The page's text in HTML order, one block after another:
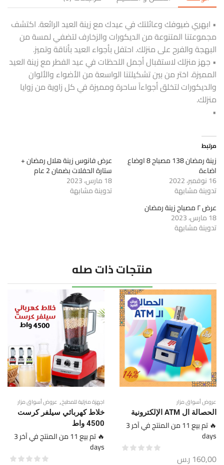
• ابهري ضيوفك وعائلتك في عيدك مع زينة العيد الرائعة. اكتشف
مجموعتنا المتنوعة من الديكورات والزخارف لتضفي لمسة من
البهجة والفرح على منزلك. احتفل بأجواء العيد بأناقة وتميز.
• جهز منزلك لاستقبال أجمل اللحظات في عيد الفطر مع زينة العيد
المميزة. اختر من بين تشكيلتنا الواسعة من الأضواء والألوان
والديكورات لتخلق أجواءاً ساحرة ومميزة في كل زاوية من زوايا
منزلك.
•
مرتبط
زينة رمضان 138 مصباح 8 اوضاع
اضاءة
16 نوفمبر، 2022
تدوينة مشابهة
عرض فانوس زينة هلال رمضان +
ستارة الحفلات بضمان 2 عام
18 مارس، 2023
تدوينة مشابهة
عرض ٢ مصباح زينة رمضان
18 مارس، 2023
تدوينة مشابهة
منتجات ذات صله
عروض أسواق مزار
الحصالة ال ATM الإلكترونية
🔥 تم بيع 11 من المنتج في آخر 3
days
160,00 ر.س
اجهزة منزلية للمطبخ, عروض أسواق مزار
خلاط كهربائي سيلفر كرست
4500 واط
🔥 تم بيع 11 من المنتج في آخر 3
days